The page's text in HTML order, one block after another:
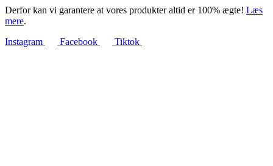
Derfor kan vi garantere at vores produkter altid er 100% ægte! Læs
mere.
Instagram
Facebook Tiktok